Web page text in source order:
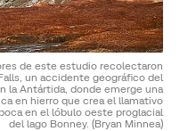
de este estudio recolectaron
un accidente geográfico del
la Antártida, donde emerge una
en hierro que crea el llamativo
en el lóbulo oeste proglacial
del lago Bonney. (Bryan Minnea)